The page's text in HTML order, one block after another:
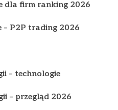
dla firm ranking 2026
– P2P trading 2026
– technologie
– przegląd 2026